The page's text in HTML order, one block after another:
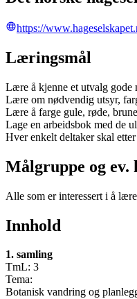
https://
Læringsmål
Lære å kjenne et utvalg gode
Lære om nødvendig utsyr,
Lære å farge gule, røde,
Lage en arbeidsbok med de
Hver enkelt deltaker skal
Målgruppe og
Alle som er interessert i å
Innhold
1. samling
TmL: 3
Tema:
Botanisk vandring og